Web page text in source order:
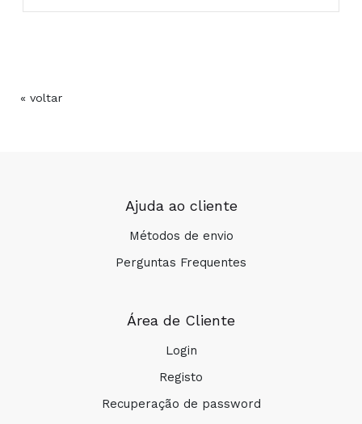
« voltar
Ajuda ao cliente
Métodos de envio
Perguntas Frequentes
Área de Cliente
Login
Registo
Recuperação de password